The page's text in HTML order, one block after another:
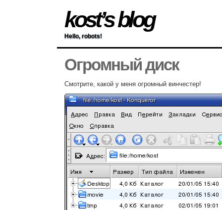
kost’s blog
Hello, robots!
Огромный диск
Смотрите, какой у меня огромный винчестер!